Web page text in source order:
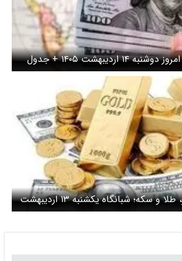
آخرین قیمت دلار، طلا و سکه؛ شبانگاه یکشنبه ۱۳ اردیبهشت